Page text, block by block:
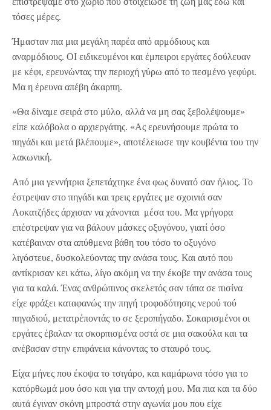
τόσες μέρες.
Ήμασταν πια μια μεγάλη παρέα από αρμόδιους και
αναρμόδιους. ΟΙ ειδικευμένοι και έμπειροι εργάτες δούλευαν
με κέφι, ερευνώντας την περιοχή γύρω από το πεσμένο γεφύρι.
Μα η έρευνα απέβη άκαρπη.
«Θα δίναμε σειρά στο μύλο, αλλά να μη σας ξεβολέψουμε»
είπε καλόβολα ο αρχιεργάτης. «Ας ερευνήσουμε πρώτα το
πηγάδι και μετά βλέπουμε», αποτέλειωσε την κουβέντα του την
λακωνική.
Από μια γεννήτρια ξεπετάχτηκε ένα φως δυνατό σαν ήλιος. Το
έστρεψαν στο πηγάδι και τρεις εργάτες με σχοινιά σαν
Λοκατζήδες άρχισαν να χάνονται μέσα του. Μα γρήγορα
επέστρεψαν για να βάλουν μάσκες οξυγόνου, γιατί όσο
κατέβαιναν στα απύθμενα βάθη του τόσο το οξυγόνο
λιγόστευε, δυσκολεύοντας την ανάσα τους. Και αυτό που
αντίκρισαν κει κάτω, λίγο ακόμη να την έκοβε την ανάσα τους
για τα καλά. Ένας ανθρώπινος σκελετός σαν τάπα σε πισίνα
είχε φράξει καταφανώς την πηγή τροφοδότησης νερού τού
πηγαδιού, μετατρέποντάς το σε ξεροπήγαδο. Σοκαρισμένοι οι
εργάτες έβαλαν τα σκορπισμένα οστά σε μια σακούλα και τα
ανέβασαν στην επιφάνεια κάνοντας το σταυρό τους.
Είχα μήνες που έκοψα το τσιγάρο, και καμάρωνα τόσο για το
κατόρθωμά μου όσο και για την αντοχή μου. Μα πια και τα δύο
αυτά έγιναν σκόνη μπροστά στην αγωνία μου που είχε